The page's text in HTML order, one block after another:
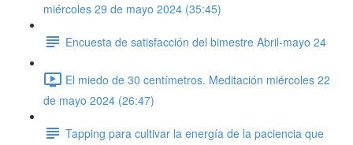
miércoles 29 de mayo 2024 (35:45)
Encuesta de satisfacción del bimestre Abril-mayo 24
El miedo de 30 centímetros. Meditación miércoles 22
de mayo 2024 (26:47)
Tapping para cultivar la energía de la paciencia que